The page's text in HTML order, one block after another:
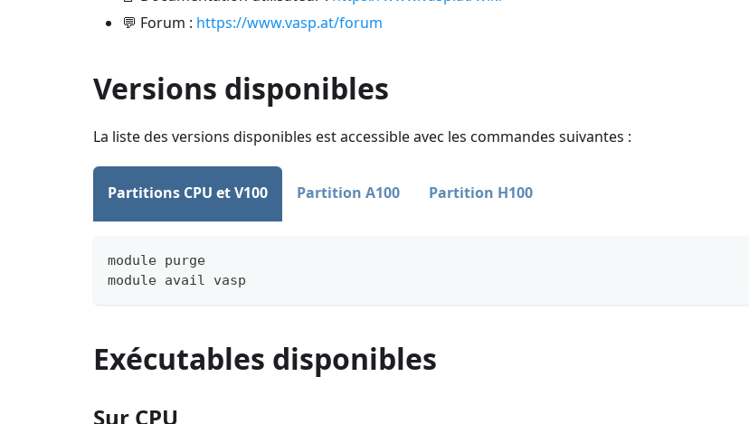
💬 Forum : https://www.vasp.at/forum
Versions disponibles
La liste des versions disponibles est accessible avec les commandes suivantes :
Partitions CPU et V100 Partition A100 Partition H100
module purge
module avail vasp
Exécutables disponibles
Sur CPU